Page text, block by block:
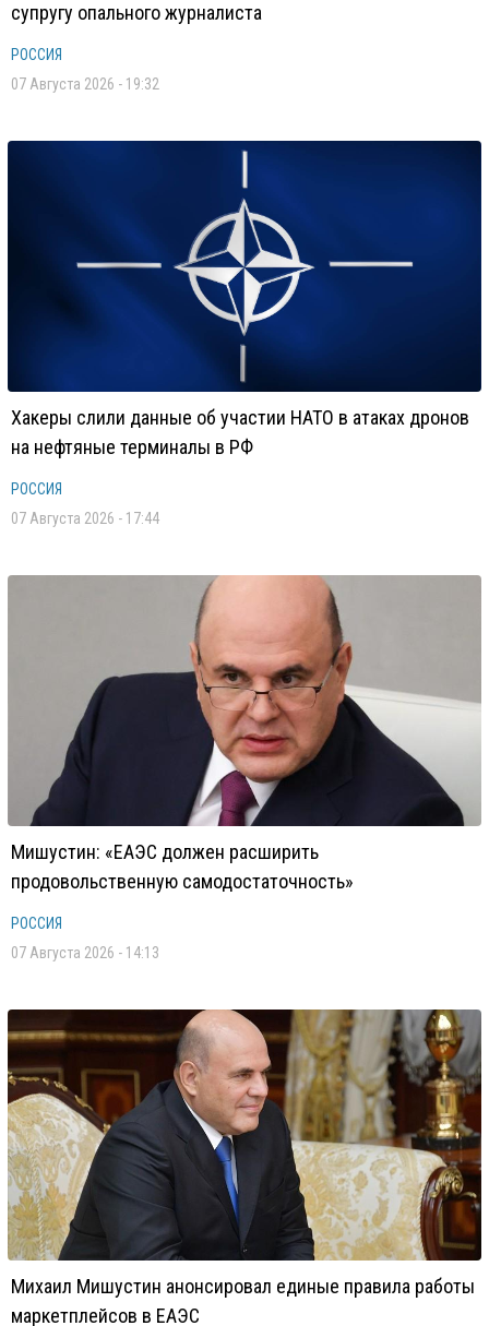
супругу опального журналиста
РОССИЯ
07 Августа 2026 - 19:32
Хакеры слили данные об участии НАТО в атаках дронов
на нефтяные терминалы в РФ
РОССИЯ
07 Августа 2026 - 17:44
Мишустин: «ЕАЭС должен расширить
продовольственную самодостаточность»
РОССИЯ
07 Августа 2026 - 14:13
Михаил Мишустин анонсировал единые правила работы
маркетплейсов в ЕАЭС